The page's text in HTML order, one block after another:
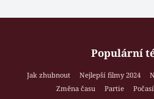
Populární
Jak zhubnout Nejlepší filmy 2024
Změna času
Partie Počasí